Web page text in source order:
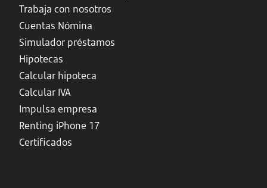
Trabaja con nosotros
Cuentas Nómina
Simulador préstamos
Hipotecas
Calcular hipoteca
Calcular IVA
Impulsa empresa
Renting iPhone 17
Certificados